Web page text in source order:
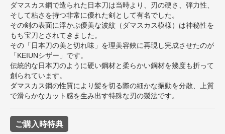
ダマスカス鋼で造られた日本刀は当時より、刃の硬さ、弾力性、
そして粘さを持つ非常に優れた剣として有名でした。
その剣の表面に浮かぶ優美な波紋（ダマスカス模様）は神秘性を
もち宝刀とされてきました。
その「日本刀の美と切れ味」を理美容鋏に再現し完成させたのが
「KEIUNシザー」です。
伝統的な日本刀のように硬い鋼材と柔らかい鋼材を幾度も折って
創られています。
ダマスカス鋼の性質により髪を切る際の細かな振動を分散、上質
で滑らかなカット感を生み出す特殊な刃の製法です。
ご購入時特典